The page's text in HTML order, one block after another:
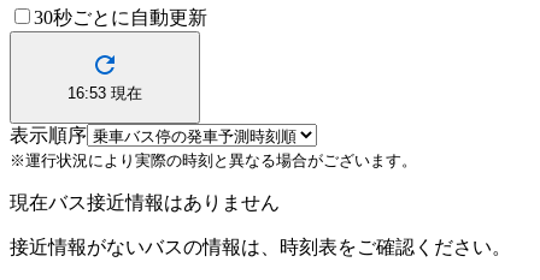
30秒ごとに自動更新
16:53 現在
表示順序
※運行状況により実際の時刻と異なる場合がございます。
現在バス接近情報はありません
接近情報がないバスの情報は、時刻表をご確認ください。